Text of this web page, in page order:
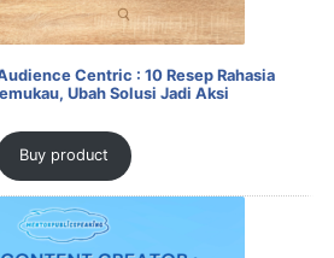
Centric : 10 Resep Rahasia
Ubah Solusi Jadi Aksi
Buy product